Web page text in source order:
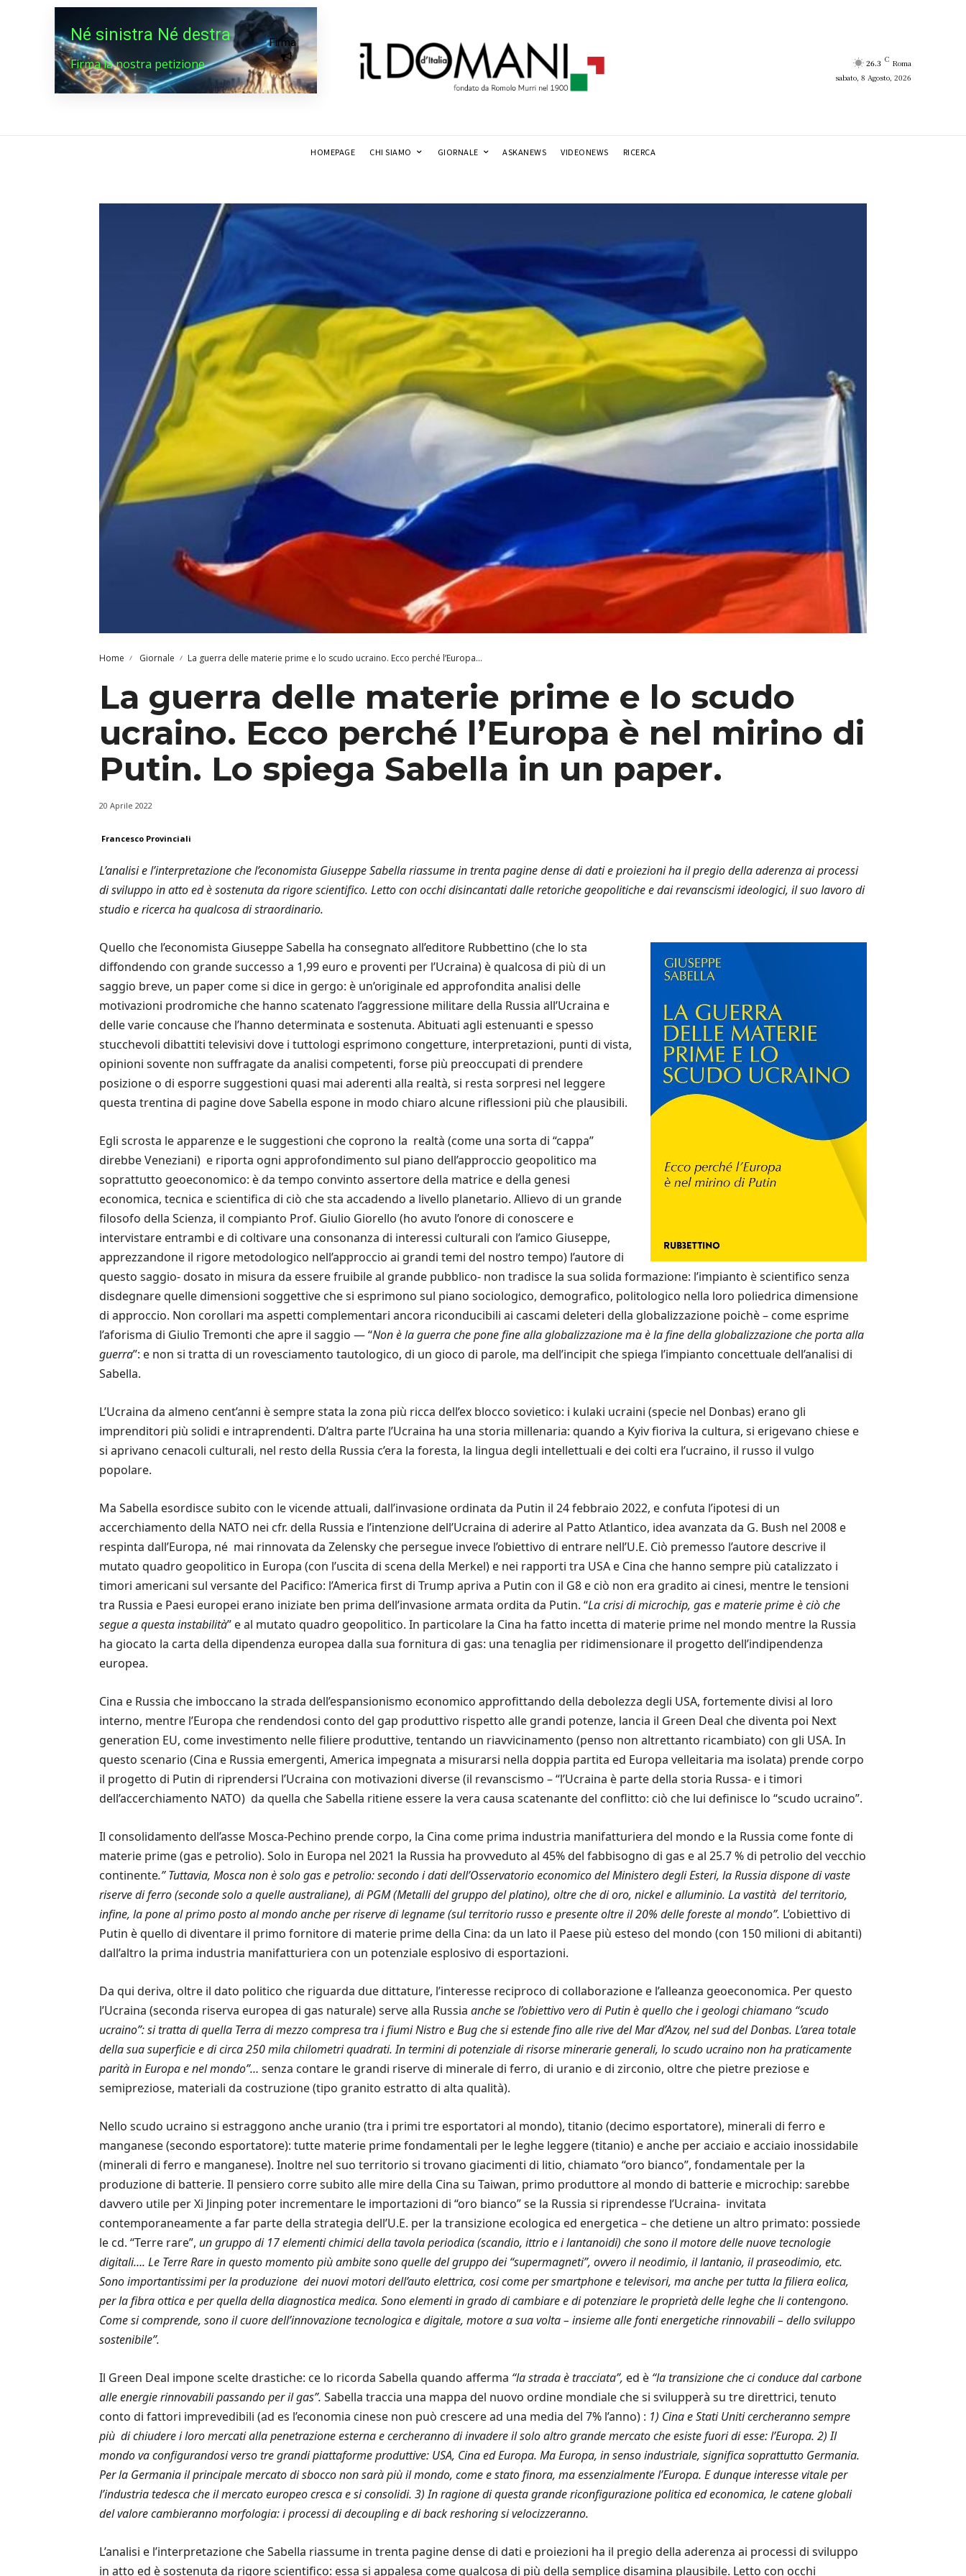
Né sinistra Né destra
Firma la nostra petizione
Firma
26.3 C Roma
sabato, 8 Agosto, 2026
HOMEPAGE CHI SIAMO GIORNALE ASKANEWS VIDEONEWS RICERCA
Home Giornale La guerra delle materie prime e lo scudo ucraino. Ecco perché l’Europa...
La guerra delle materie prime e lo scudo
ucraino. Ecco perché l’Europa è nel mirino di
Putin. Lo spiega Sabella in un paper.
20 Aprile 2022
Francesco Provinciali
L’analisi e l’interpretazione che l’economista Giuseppe Sabella riassume in trenta pagine dense di dati e proiezioni ha il pregio della aderenza ai processi
di sviluppo in atto ed è sostenuta da rigore scientifico. Letto con occhi disincantati dalle retoriche geopolitiche e dai revanscismi ideologici, il suo lavoro di
studio e ricerca ha qualcosa di straordinario.
Quello che l’economista Giuseppe Sabella ha consegnato all’editore Rubbettino (che lo sta
diffondendo con grande successo a 1,99 euro e proventi per l’Ucraina) è qualcosa di più di un
saggio breve, un paper come si dice in gergo: è un’originale ed approfondita analisi delle
motivazioni prodromiche che hanno scatenato l’aggressione militare della Russia all’Ucraina e
delle varie concause che l’hanno determinata e sostenuta. Abituati agli estenuanti e spesso
stucchevoli dibattiti televisivi dove i tuttologi esprimono congetture, interpretazioni, punti di vista,
opinioni sovente non suffragate da analisi competenti, forse più preoccupati di prendere
posizione o di esporre suggestioni quasi mai aderenti alla realtà, si resta sorpresi nel leggere
questa trentina di pagine dove Sabella espone in modo chiaro alcune riflessioni più che plausibili.
Egli scrosta le apparenze e le suggestioni che coprono la realtà (come una sorta di “cappa”
direbbe Veneziani) e riporta ogni approfondimento sul piano dell’approccio geopolitico ma
soprattutto geoeconomico: è da tempo convinto assertore della matrice e della genesi
economica, tecnica e scientifica di ciò che sta accadendo a livello planetario. Allievo di un grande
filosofo della Scienza, il compianto Prof. Giulio Giorello (ho avuto l’onore di conoscere e
intervistare entrambi e di coltivare una consonanza di interessi culturali con l’amico Giuseppe,
apprezzandone il rigore metodologico nell’approccio ai grandi temi del nostro tempo) l’autore di
questo saggio- dosato in misura da essere fruibile al grande pubblico- non tradisce la sua solida formazione: l’impianto è scientifico senza
disdegnare quelle dimensioni soggettive che si esprimono sul piano sociologico, demografico, politologico nella loro poliedrica dimensione
di approccio. Non corollari ma aspetti complementari ancora riconducibili ai cascami deleteri della globalizzazione poichè – come esprime
l’aforisma di Giulio Tremonti che apre il saggio — “Non è la guerra che pone fine alla globalizzazione ma è la fine della globalizzazione che porta alla
guerra”: e non si tratta di un rovesciamento tautologico, di un gioco di parole, ma dell’incipit che spiega l’impianto concettuale dell’analisi di
Sabella.
L’Ucraina da almeno cent’anni è sempre stata la zona più ricca dell’ex blocco sovietico: i kulaki ucraini (specie nel Donbas) erano gli
imprenditori più solidi e intraprendenti. D’altra parte l’Ucraina ha una storia millenaria: quando a Kyiv fioriva la cultura, si erigevano chiese e
si aprivano cenacoli culturali, nel resto della Russia c’era la foresta, la lingua degli intellettuali e dei colti era l’ucraino, il russo il vulgo
popolare.
Ma Sabella esordisce subito con le vicende attuali, dall’invasione ordinata da Putin il 24 febbraio 2022, e confuta l’ipotesi di un
accerchiamento della NATO nei cfr. della Russia e l’intenzione dell’Ucraina di aderire al Patto Atlantico, idea avanzata da G. Bush nel 2008 e
respinta dall’Europa, né mai rinnovata da Zelensky che persegue invece l’obiettivo di entrare nell’U.E. Ciò premesso l’autore descrive il
mutato quadro geopolitico in Europa (con l’uscita di scena della Merkel) e nei rapporti tra USA e Cina che hanno sempre più catalizzato i
timori americani sul versante del Pacifico: l’America first di Trump apriva a Putin con il G8 e ciò non era gradito ai cinesi, mentre le tensioni
tra Russia e Paesi europei erano iniziate ben prima dell’invasione armata ordita da Putin. “La crisi di microchip, gas e materie prime è ciò che
segue a questa instabilità” e al mutato quadro geopolitico. In particolare la Cina ha fatto incetta di materie prime nel mondo mentre la Russia
ha giocato la carta della dipendenza europea dalla sua fornitura di gas: una tenaglia per ridimensionare il progetto dell’indipendenza
europea.
Cina e Russia che imboccano la strada dell’espansionismo economico approfittando della debolezza degli USA, fortemente divisi al loro
interno, mentre l’Europa che rendendosi conto del gap produttivo rispetto alle grandi potenze, lancia il Green Deal che diventa poi Next
generation EU, come investimento nelle filiere produttive, tentando un riavvicinamento (penso non altrettanto ricambiato) con gli USA. In
questo scenario (Cina e Russia emergenti, America impegnata a misurarsi nella doppia partita ed Europa velleitaria ma isolata) prende corpo
il progetto di Putin di riprendersi l’Ucraina con motivazioni diverse (il revanscismo – “l’Ucraina è parte della storia Russa- e i timori
dell’accerchiamento NATO) da quella che Sabella ritiene essere la vera causa scatenante del conflitto: ciò che lui definisce lo “scudo ucraino”.
Il consolidamento dell’asse Mosca-Pechino prende corpo, la Cina come prima industria manifatturiera del mondo e la Russia come fonte di
materie prime (gas e petrolio). Solo in Europa nel 2021 la Russia ha provveduto al 45% del fabbisogno di gas e al 25.7 % di petrolio del vecchio
continente.” Tuttavia, Mosca non è solo gas e petrolio: secondo i dati dell’Osservatorio economico del Ministero degli Esteri, la Russia dispone di vaste
riserve di ferro (seconde solo a quelle australiane), di PGM (Metalli del gruppo del platino), oltre che di oro, nickel e alluminio. La vastità del territorio,
infine, la pone al primo posto al mondo anche per riserve di legname (sul territorio russo e presente oltre il 20% delle foreste al mondo”. L’obiettivo di
Putin è quello di diventare il primo fornitore di materie prime della Cina: da un lato il Paese più esteso del mondo (con 150 milioni di abitanti)
dall’altro la prima industria manifatturiera con un potenziale esplosivo di esportazioni.
Da qui deriva, oltre il dato politico che riguarda due dittature, l’interesse reciproco di collaborazione e l’alleanza geoeconomica. Per questo
l’Ucraina (seconda riserva europea di gas naturale) serve alla Russia anche se l’obiettivo vero di Putin è quello che i geologi chiamano “scudo
ucraino”: si tratta di quella Terra di mezzo compresa tra i fiumi Nistro e Bug che si estende fino alle rive del Mar d’Azov, nel sud del Donbas. L’area totale
della sua superficie e di circa 250 mila chilometri quadrati. In termini di potenziale di risorse minerarie generali, lo scudo ucraino non ha praticamente
parità in Europa e nel mondo”… senza contare le grandi riserve di minerale di ferro, di uranio e di zirconio, oltre che pietre preziose e
semipreziose, materiali da costruzione (tipo granito estratto di alta qualità).
Nello scudo ucraino si estraggono anche uranio (tra i primi tre esportatori al mondo), titanio (decimo esportatore), minerali di ferro e
manganese (secondo esportatore): tutte materie prime fondamentali per le leghe leggere (titanio) e anche per acciaio e acciaio inossidabile
(minerali di ferro e manganese). Inoltre nel suo territorio si trovano giacimenti di litio, chiamato “oro bianco”, fondamentale per la
produzione di batterie. Il pensiero corre subito alle mire della Cina su Taiwan, primo produttore al mondo di batterie e microchip: sarebbe
davvero utile per Xi Jinping poter incrementare le importazioni di “oro bianco” se la Russia si riprendesse l’Ucraina- invitata
contemporaneamente a far parte della strategia dell’U.E. per la transizione ecologica ed energetica – che detiene un altro primato: possiede
le cd. “Terre rare”, un gruppo di 17 elementi chimici della tavola periodica (scandio, ittrio e i lantanoidi) che sono il motore delle nuove tecnologie
digitali…. Le Terre Rare in questo momento più ambite sono quelle del gruppo dei “supermagneti”, ovvero il neodimio, il lantanio, il praseodimio, etc.
Sono importantissimi per la produzione dei nuovi motori dell’auto elettrica, cosi come per smartphone e televisori, ma anche per tutta la filiera eolica,
per la fibra ottica e per quella della diagnostica medica. Sono elementi in grado di cambiare e di potenziare le proprietà delle leghe che li contengono.
Come si comprende, sono il cuore dell’innovazione tecnologica e digitale, motore a sua volta – insieme alle fonti energetiche rinnovabili – dello sviluppo
sostenibile”.
Il Green Deal impone scelte drastiche: ce lo ricorda Sabella quando afferma “la strada è tracciata”, ed è “la transizione che ci conduce dal carbone
alle energie rinnovabili passando per il gas”. Sabella traccia una mappa del nuovo ordine mondiale che si svilupperà su tre direttrici, tenuto
conto di fattori imprevedibili (ad es l’economia cinese non può crescere ad una media del 7% l’anno) : 1) Cina e Stati Uniti cercheranno sempre
più di chiudere i loro mercati alla penetrazione esterna e cercheranno di invadere il solo altro grande mercato che esiste fuori di esse: l’Europa. 2) Il
mondo va configurandosi verso tre grandi piattaforme produttive: USA, Cina ed Europa. Ma Europa, in senso industriale, significa soprattutto Germania.
Per la Germania il principale mercato di sbocco non sarà più il mondo, come e stato finora, ma essenzialmente l’Europa. E dunque interesse vitale per
l’industria tedesca che il mercato europeo cresca e si consolidi. 3) In ragione di questa grande riconfigurazione politica ed economica, le catene globali
del valore cambieranno morfologia: i processi di decoupling e di back reshoring si velocizzeranno.
L’analisi e l’interpretazione che Sabella riassume in trenta pagine dense di dati e proiezioni ha il pregio della aderenza ai processi di sviluppo
in atto ed è sostenuta da rigore scientifico: essa si appalesa come qualcosa di più della semplice disamina plausibile. Letto con occhi